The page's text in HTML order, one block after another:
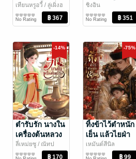
เทียนหรูอวี้ / ลู่เผิ่งฮ
วา/ Jamsai Story
นิยายรักจีนโบราณ
No Rating
สามีใหม่ของข้า
ชิงอิน
นิยายรักจีนโบราณ
No Rating
-14%
ตำรับรัก นางใน
เครื่องต้นหลวง
ลี่เหม่ยซู / ณัทป
ภาดา / ลี่เหม่ยซู
นิยายรักจีนโบราณ
-75%
ทิ้งข้าไว้ตำหนัก
เย็น แล้วไยฝ่า
บาทจึงตามมาท
วงคืน
เหมันต์สีนิล
นิยายรักจีนโบราณ